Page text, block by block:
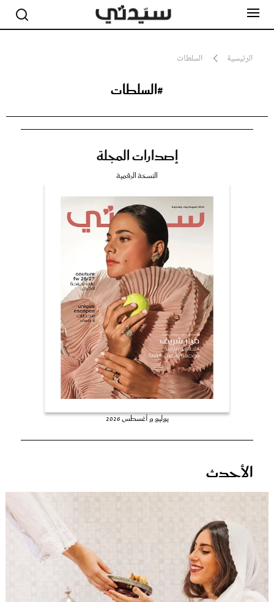
الرئيسية السلطات
#السلطات
إصدارات المجلة
النسخة الرقمية
يوليو و أغسطس 2026
الأحدث
جمال
صحة ورشاقة
عروس سيدتي
غلاف رفمي